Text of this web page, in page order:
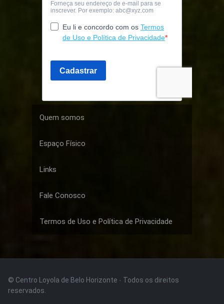
Quem somos
Espaço Físico
Links
Fale Conosco
Termos de Uso e Política de Privacidade
© Centro Loyola de Belo Horizonte · Todos os direitos
reservados.